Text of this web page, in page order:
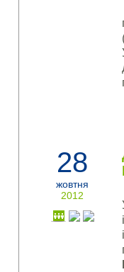
28
жовтня
2012